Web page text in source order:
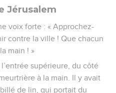
Jérusalem
voix forte : « Approchez-
contre la ville ! Que chacun
main ! »
supérieure, du côté
à la main. Il y avait
de lin, qui portait du